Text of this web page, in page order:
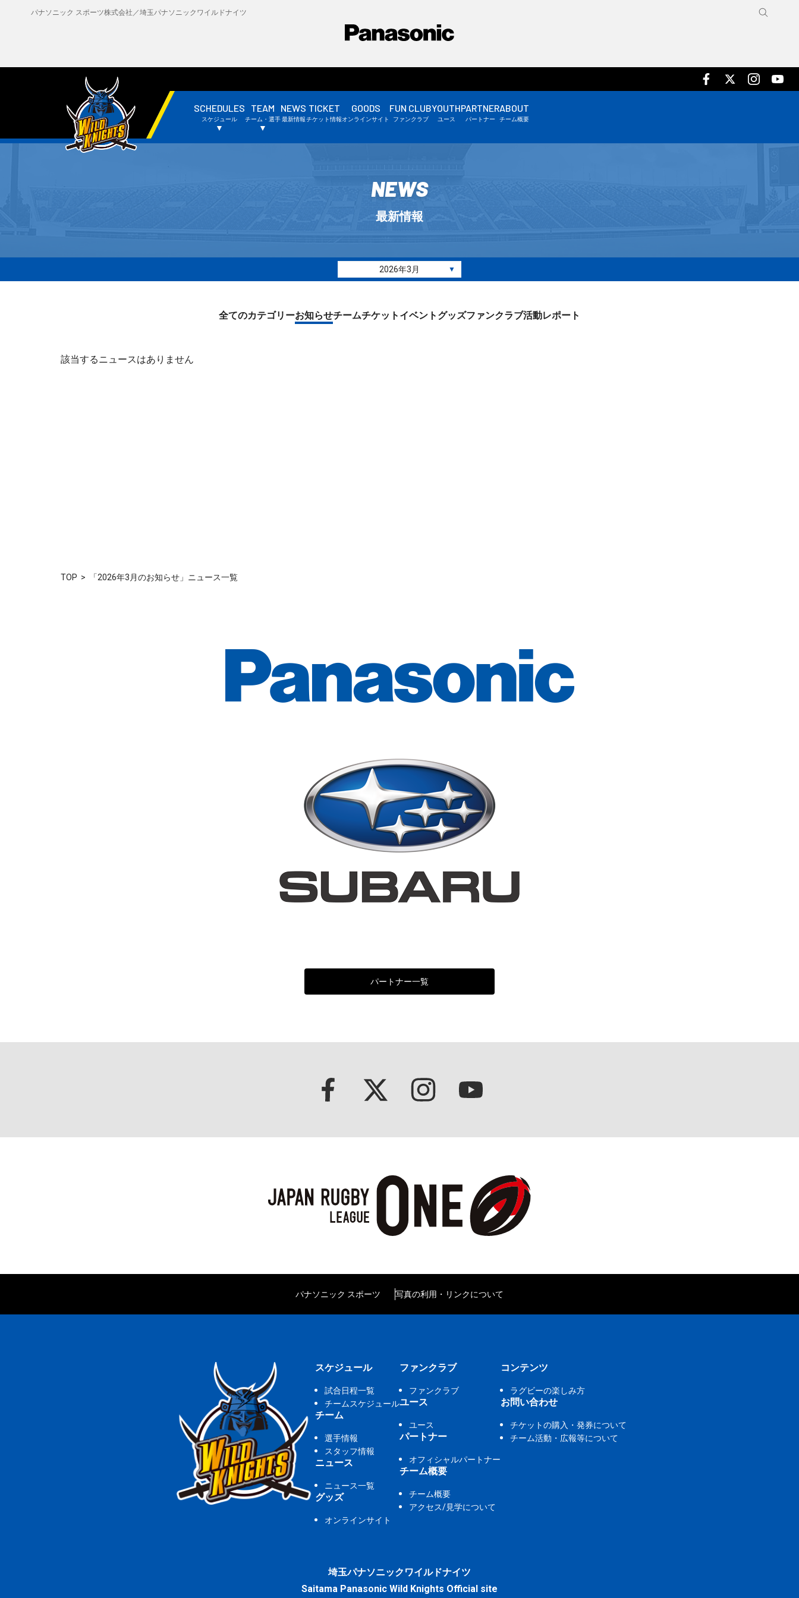
パナソニック スポーツ株式会社／埼玉パナソニックワイルドナイツ
SCHEDULES
スケジュール
▼
TEAM
チーム・選手
▼
NEWS
最新情報
TICKET
チケット情報
GOODS
オンラインサイト
FUN CLUB
ファンクラブ
YOUTH
ユース
PARTNER
パートナー
ABOUT
チーム概要
・試合日程・結果
・チームスケジュール
・選手情報
・スタッフ情報
NEWS
最新情報
2026年3月 ▼
全てのカテゴリーお知らせチームチケット イベント グッズファンクラブ活動レポート
該当するニュースはありません
TOP 「2026年3月のお知らせ」ニュース一覧
パートナー一覧
パナソニック スポーツ 写真の利用・リンクについて
スケジュール
試合日程一覧
チームスケジュール
チーム
選手情報
スタッフ情報
ニュース
ニュース一覧
グッズ
オンラインサイト
ファンクラブ
ファンクラブ
ユース
ユース
パートナー
オフィシャルパートナー
チーム概要
チーム概要
アクセス/見学について
コンテンツ
ラグビーの楽しみ方
お問い合わせ
チケットの購入・発券について
チーム活動・広報等について
埼玉パナソニックワイルドナイツ
Saitama Panasonic Wild Knights Official site